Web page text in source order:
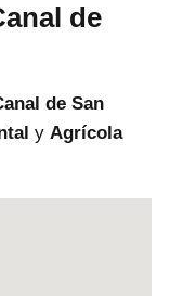
de
de San
y Agrícola